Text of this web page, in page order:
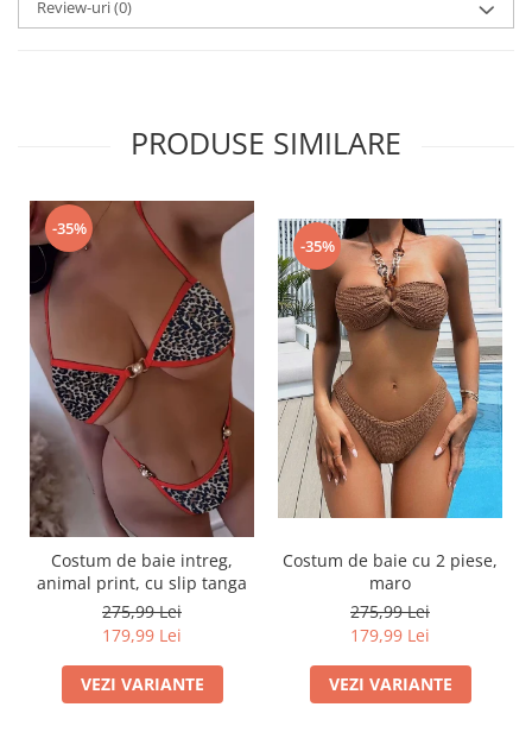
Review-uri(0)
PRODUSE SIMILARE
-35%
Costum de baie intreg,
animal print, cu slip tanga
275,99 Lei
179,99 Lei
VEZI VARIANTE
-35%
Costum de baie cu 2 piese,
maro
275,99 Lei
179,99 Lei
VEZI VARIANTE